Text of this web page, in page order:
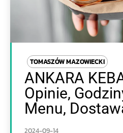
TOMASZÓW MAZOWIECKI
ANKARA
Opinie,
Menu,
2024-09-14